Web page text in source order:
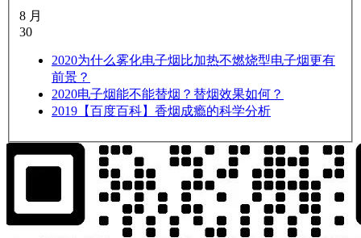
8 月
30
2020为什么雾化电子烟比加热不燃烧型电子烟更有
前景？
2020电子烟能不能替烟？替烟效果如何？
2019 【百度百科】香烟成瘾的科学分析